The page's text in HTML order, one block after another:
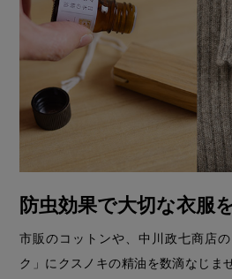
防虫効果で大切な衣服
市販のコットンや、中川政七商店
ク」にクスノキの精油を数滴なじま